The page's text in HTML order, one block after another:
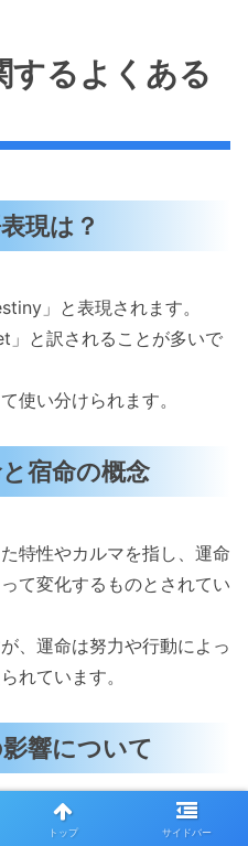
するよくある
現は？
」と表現されます。
と訳されることが多いで
使い分けられます。
宿命の概念
特性やカルマを指し、運命
て変化するものとされてい
、運命は努力や行動によっ
れています。
響について
在の宿命に影響を与えると
トップ サイドバー